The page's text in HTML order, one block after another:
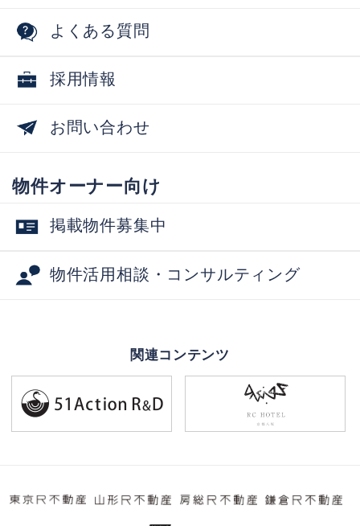
よくある質問
採用情報
お問い合わせ
物件オーナー向け
掲載物件募集中
物件活用相談・コンサルティング
関連コンテンツ